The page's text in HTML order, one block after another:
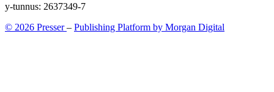
y-tunnus: 2637349-7
© 2026 Presser– Publishing Platform by Morgan Digital